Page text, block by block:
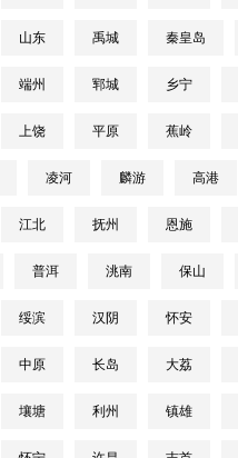
山东 禹城 秦皇岛
端州 郓城 乡宁
上饶 平原 蕉岭
凌河 麟游 高港
江北 抚州 恩施
普洱 洮南 保山
绥滨 汉阴 怀安
中原 长岛 大荔
壤塘 利州 镇雄